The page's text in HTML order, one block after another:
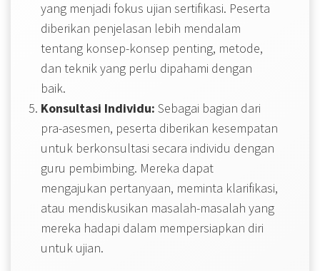
yang menjadi fokus ujian sertifikasi. Peserta
diberikan penjelasan lebih mendalam
tentang konsep-konsep penting, metode,
dan teknik yang perlu dipahami dengan
baik.
Konsultasi Individu: Sebagai bagian dari
pra-asesmen, peserta diberikan kesempatan
untuk berkonsultasi secara individu dengan
guru pembimbing. Mereka dapat
mengajukan pertanyaan, meminta klarifikasi,
atau mendiskusikan masalah-masalah yang
mereka hadapi dalam mempersiapkan diri
untuk ujian.